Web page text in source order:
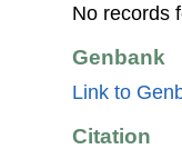
No records
Genbank
Link to
Citation